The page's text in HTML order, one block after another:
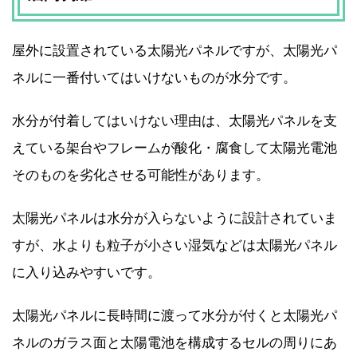
屋外に設置されている太陽光パネルですが、太陽光パ
ネルに一番付いてはいけないものが水分です。
水分が付着してはいけない理由は、太陽光パネルを支
えている架台やフレームが酸化・腐食して太陽光電池
そのものを劣化させる可能性があります。
太陽光パネルは水分が入らないように設計されていま
すが、水よりも粒子が小さい湿気などは太陽光パネル
に入り込みやすいです。
太陽光パネルに長時間に渡って水分が付くと太陽光パ
ネルのガラス面と太陽電池を構成するセルの周りにあ